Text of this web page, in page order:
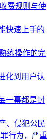
费规则与使
快速上手的
练操作的完
化到用户认
一幕都是封
、侵犯公民
行为，严重